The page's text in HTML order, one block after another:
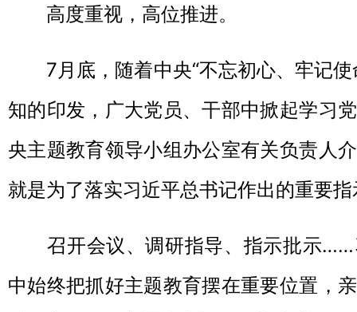
高度重视，高位推进。
7月底，随着中央“不忘初心、牢记使
知的印发，广大党员、干部中掀起学习
央主题教育领导小组办公室有关负责人
就是为了落实习近平总书记作出的重要
召开会议、调研指导、指示批示……
中始终把抓好主题教育摆在重要位置，